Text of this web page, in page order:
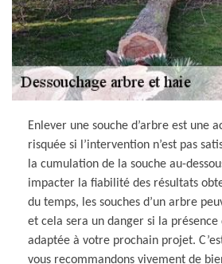
Enlever une souche d’arbre est une
risquée si l’intervention n’est pas
la cumulation de la souche au-
impacter la fiabilité des résultats
du temps, les souches d’un arbre
et cela sera un danger si la présence
adaptée à votre prochain projet.
vous recommandons vivement de